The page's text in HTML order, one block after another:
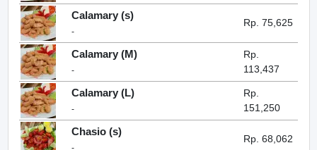
Calamary (s)
-
Rp. 75,625
Calamary (M)
-
Rp.
113,437
Calamary (L)
-
Rp.
151,250
Chasio (s)
-
Rp. 68,062